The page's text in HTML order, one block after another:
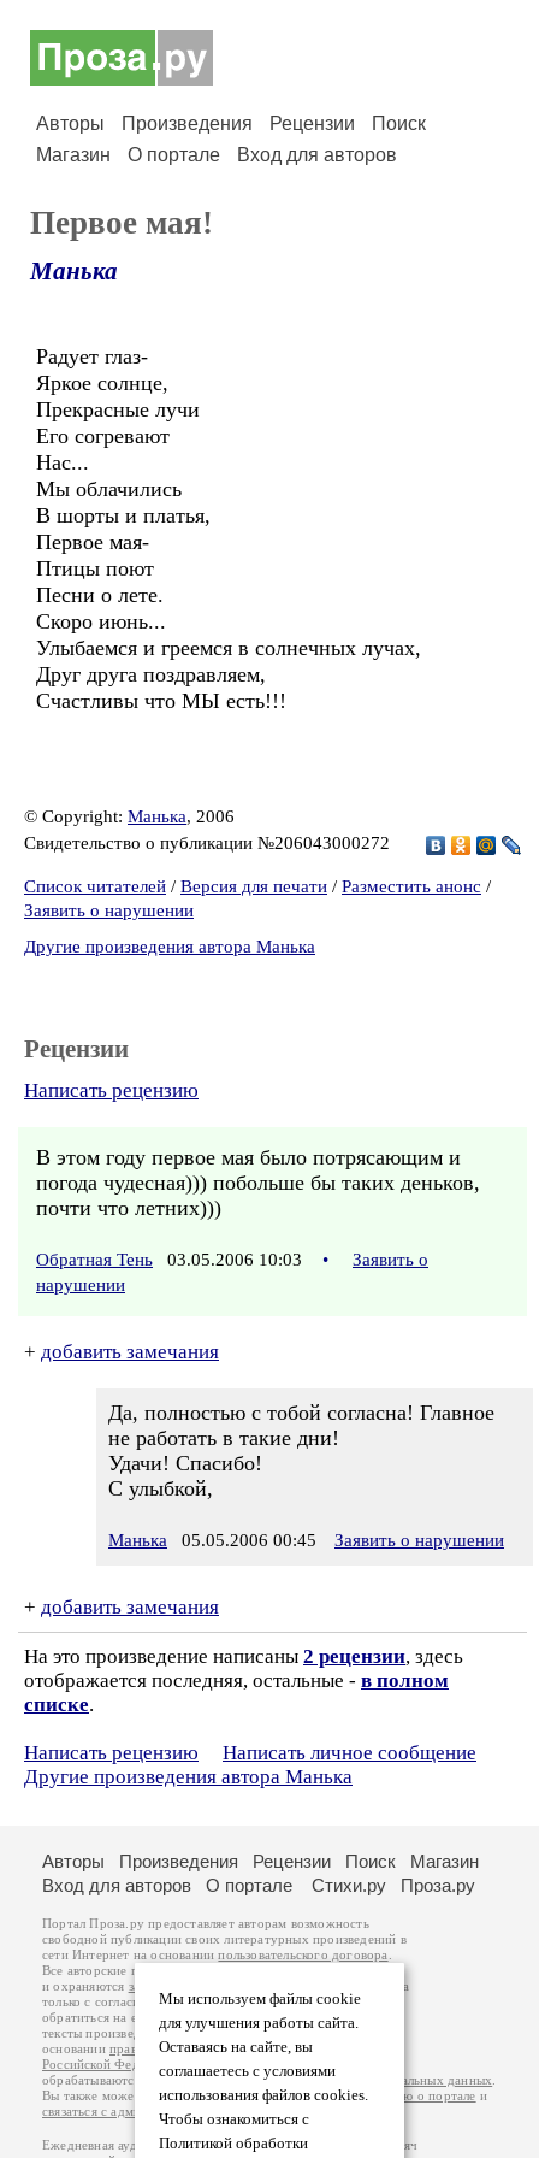
Авторы Произведения Рецензии
Поиск
Магазин
О портале Вход для авторов
Первое мая!
Манька
Радует глаз-
Яркое солнце,
Прекрасные лучи
Его согревают
Нас...
Мы облачились
В шорты и платья,
Первое мая-
Птицы поют
Песни о лете.
Скоро июнь...
Улыбаемся и греемся в солнечных лучах,
Друг друга поздравляем,
Счастливы что МЫ есть!!!
© Copyright: Манька, 2006
Свидетельство о публикации №206043000272
Список читателей / Версия для печати / Разместить анонс /
Заявить о нарушении
Другие произведения автора Манька
Рецензии
Написать рецензию
В этом году первое мая было потрясающим и
погода чудесная))) побольше бы таких деньков,
почти что летних)))
Обратная Тень 03.05.2006 10:03 •
Заявить о
нарушении
+ добавить замечания
Да, полностью с тобой согласна! Главное
не работать в такие дни!
Удачи! Спасибо!
С улыбкой,
Манька 05.05.2006 00:45 Заявить о нарушении
+ добавить замечания
На это произведение написаны 2 рецензии, здесь
отображается последняя, остальные - в полном
списке.
Написать рецензию
Написать личное сообщение
Другие произведения автора Манька
Мы используем файлы cookie
для улучшения работы сайта.
Оставаясь на сайте, вы
соглашаетесь с условиями
использования файлов cookies.
Чтобы ознакомиться с
Политикой обработки
Авторы Произведения Рецензии Поиск
Магазин
Вход для авторов
О портале Стихи.ру Проза.ру
Портал Проза.ру предоставляет авторам возможность
свободной публикации своих литературных произведений в
сети Интернет на основаниипользовательского договора
Все авторские права на произведения принадлежат авторам
и охраняются законом
. Перепечатка произведений возможна
только с согласия его автора, к которому вы можете
обратиться на его авторской странице. Ответственность за
тексты произведений авторы несут самостоятельно на
основанииправил публикацииизаконодательства
Российской Федерации
обрабатываются на основанииПолитики обработки персональных данных
Вы также можете посмотреть более подробнуюинформацию о портале и
связаться с администрацией
Ежедневная аудитория портала Проза.ру – порядка 100 тысяч